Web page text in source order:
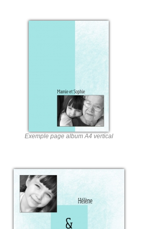
Exemple page album A4 vertical